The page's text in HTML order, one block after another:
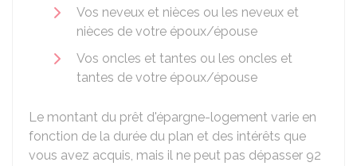
Vos neveux et nièces ou les neveux et
nièces de votre époux/épouse
Vos oncles et tantes ou les oncles et
tantes de votre époux/épouse
Le montant du prêt d'épargne-logement varie en
fonction de la durée du plan et des intérêts que
vous avez acquis, mais il ne peut pas dépasser 92